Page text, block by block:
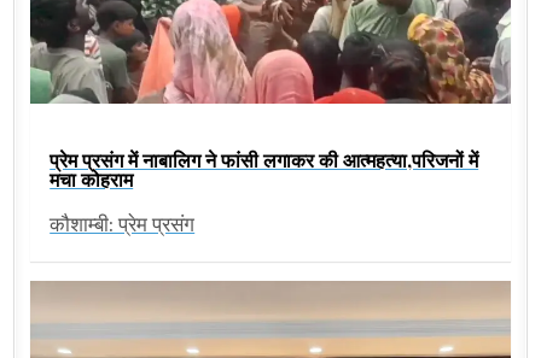
प्रेम प्रसंग में नाबालिग ने फांसी लगाकर की आत्महत्या,परिजनों में
मचा कोहराम
कौशाम्बी: प्रेम प्रसंग